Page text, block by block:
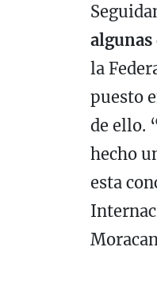
algunas
la
puesto
de ello.
hecho
esta